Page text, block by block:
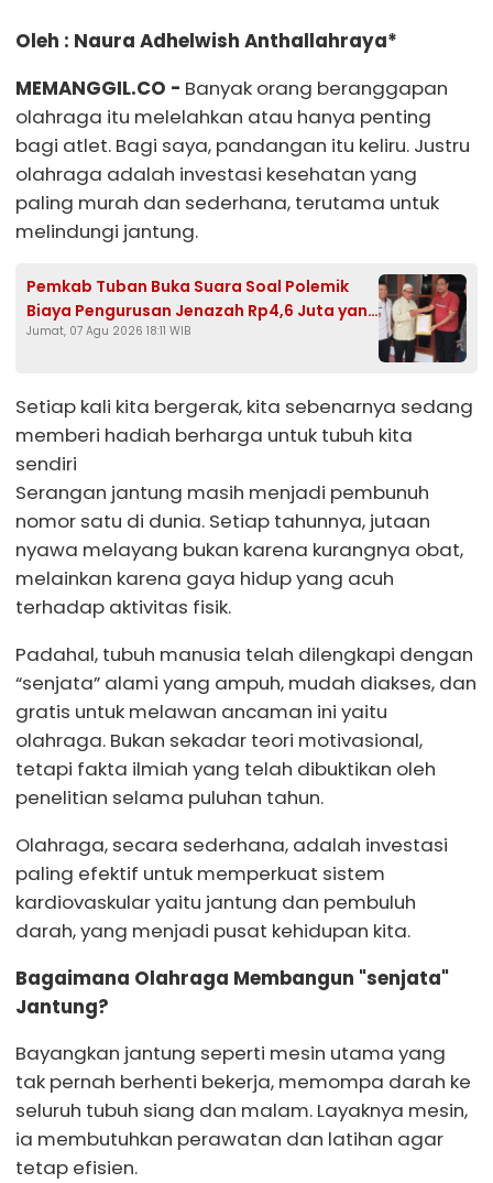
Oleh : Naura Adhelwish Anthallahraya*
MEMANGGIL.CO - Banyak orang beranggapan
olahraga itu melelahkan atau hanya penting
bagi atlet. Bagi saya, pandangan itu keliru. Justru
olahraga adalah investasi kesehatan yang
paling murah dan sederhana, terutama untuk
melindungi jantung.
Pemkab Tuban Buka Suara Soal Polemik
Biaya Pengurusan Jenazah Rp4,6 Juta yang
Ramai di Media Sosial
Jumat, 07 Agu 2026 18:11 WIB
Setiap kali kita bergerak, kita sebenarnya sedang
memberi hadiah berharga untuk tubuh kita
sendiri
Serangan jantung masih menjadi pembunuh
nomor satu di dunia. Setiap tahunnya, jutaan
nyawa melayang bukan karena kurangnya obat,
melainkan karena gaya hidup yang acuh
terhadap aktivitas fisik.
Padahal, tubuh manusia telah dilengkapi dengan
“senjata” alami yang ampuh, mudah diakses, dan
gratis untuk melawan ancaman ini yaitu
olahraga. Bukan sekadar teori motivasional,
tetapi fakta ilmiah yang telah dibuktikan oleh
penelitian selama puluhan tahun.
Olahraga, secara sederhana, adalah investasi
paling efektif untuk memperkuat sistem
kardiovaskular yaitu jantung dan pembuluh
darah, yang menjadi pusat kehidupan kita.
Bagaimana Olahraga Membangun "senjata"
Jantung?
Bayangkan jantung seperti mesin utama yang
tak pernah berhenti bekerja, memompa darah ke
seluruh tubuh siang dan malam. Layaknya mesin,
ia membutuhkan perawatan dan latihan agar
tetap efisien.